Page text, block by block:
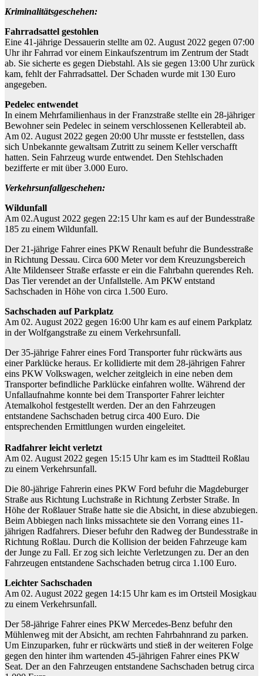
Kriminalitätsgeschehen:
Fahrradsattel gestohlen
Eine 41-jährige Dessauerin stellte am 02. August 2022 gegen 07:00
Uhr ihr Fahrrad vor einem Einkaufszentrum im Zentrum der Stadt
ab. Sie sicherte es gegen Diebstahl. Als sie gegen 13:00 Uhr zurück
kam, fehlt der Fahrradsattel. Der Schaden wurde mit 130 Euro
angegeben.
Pedelec entwendet
In einem Mehrfamilienhaus in der Franzstraße stellte ein 28-jähriger
Bewohner sein Pedelec in seinem verschlossenen Kellerabteil ab.
Am 02. August 2022 gegen 20:00 Uhr musste er feststellen, dass
sich Unbekannte gewaltsam Zutritt zu seinem Keller verschafft
hatten. Sein Fahrzeug wurde entwendet. Den Stehlschaden
bezifferte er mit über 3.000 Euro.
Verkehrsunfallgeschehen:
Wildunfall
Am 02.August 2022 gegen 22:15 Uhr kam es auf der Bundesstraße
185 zu einem Wildunfall.
Der 21-jährige Fahrer eines PKW Renault befuhr die Bundesstraße
in Richtung Dessau. Circa 600 Meter vor dem Kreuzungsbereich
Alte Mildenseer Straße erfasste er ein die Fahrbahn querendes Reh.
Das Tier verendet an der Unfallstelle. Am PKW entstand
Sachschaden in Höhe von circa 1.500 Euro.
Sachschaden auf Parkplatz
Am 02. August 2022 gegen 16:00 Uhr kam es auf einem Parkplatz
in der Wolfgangstraße zu einem Verkehrsunfall.
Der 35-jährige Fahrer eines Ford Transporter fuhr rückwärts aus
einer Parklücke heraus. Er kollidierte mit dem 28-jährigen Fahrer
eins PKW Volkswagen, welcher zeitgleich in eine neben dem
Transporter befindliche Parklücke einfahren wollte. Während der
Unfallaufnahme konnte bei dem Transporter Fahrer leichter
Atemalkohol festgestellt werden. Der an den Fahrzeugen
entstandene Sachschaden betrug circa 400 Euro. Die
entsprechenden Ermittlungen wurden eingeleitet.
Radfahrer leicht verletzt
Am 02. August 2022 gegen 15:15 Uhr kam es im Stadtteil Roßlau
zu einem Verkehrsunfall.
Die 80-jährige Fahrerin eines PKW Ford befuhr die Magdeburger
Straße aus Richtung Luchstraße in Richtung Zerbster Straße. In
Höhe der Roßlauer Straße hatte sie die Absicht, in diese abzubiegen.
Beim Abbiegen nach links missachtete sie den Vorrang eines 11-
jährigen Radfahrers. Dieser befuhr den Radweg der Bundesstraße in
Richtung Roßlau. Durch die Kollision der beiden Fahrzeuge kam
der Junge zu Fall. Er zog sich leichte Verletzungen zu. Der an den
Fahrzeugen entstandene Sachschaden betrug circa 1.100 Euro.
Leichter Sachschaden
Am 02. August 2022 gegen 14:15 Uhr kam es im Ortsteil Mosigkau
zu einem Verkehrsunfall.
Der 58-jährige Fahrer eines PKW Mercedes-Benz befuhr den
Mühlenweg mit der Absicht, am rechten Fahrbahnrand zu parken.
Um Einzuparken, fuhr er rückwärts und stieß in der weiteren Folge
gegen den hinter ihm wartenden 45-jährigen Fahrer eines PKW
Seat. Der an den Fahrzeugen entstandene Sachschaden betrug circa